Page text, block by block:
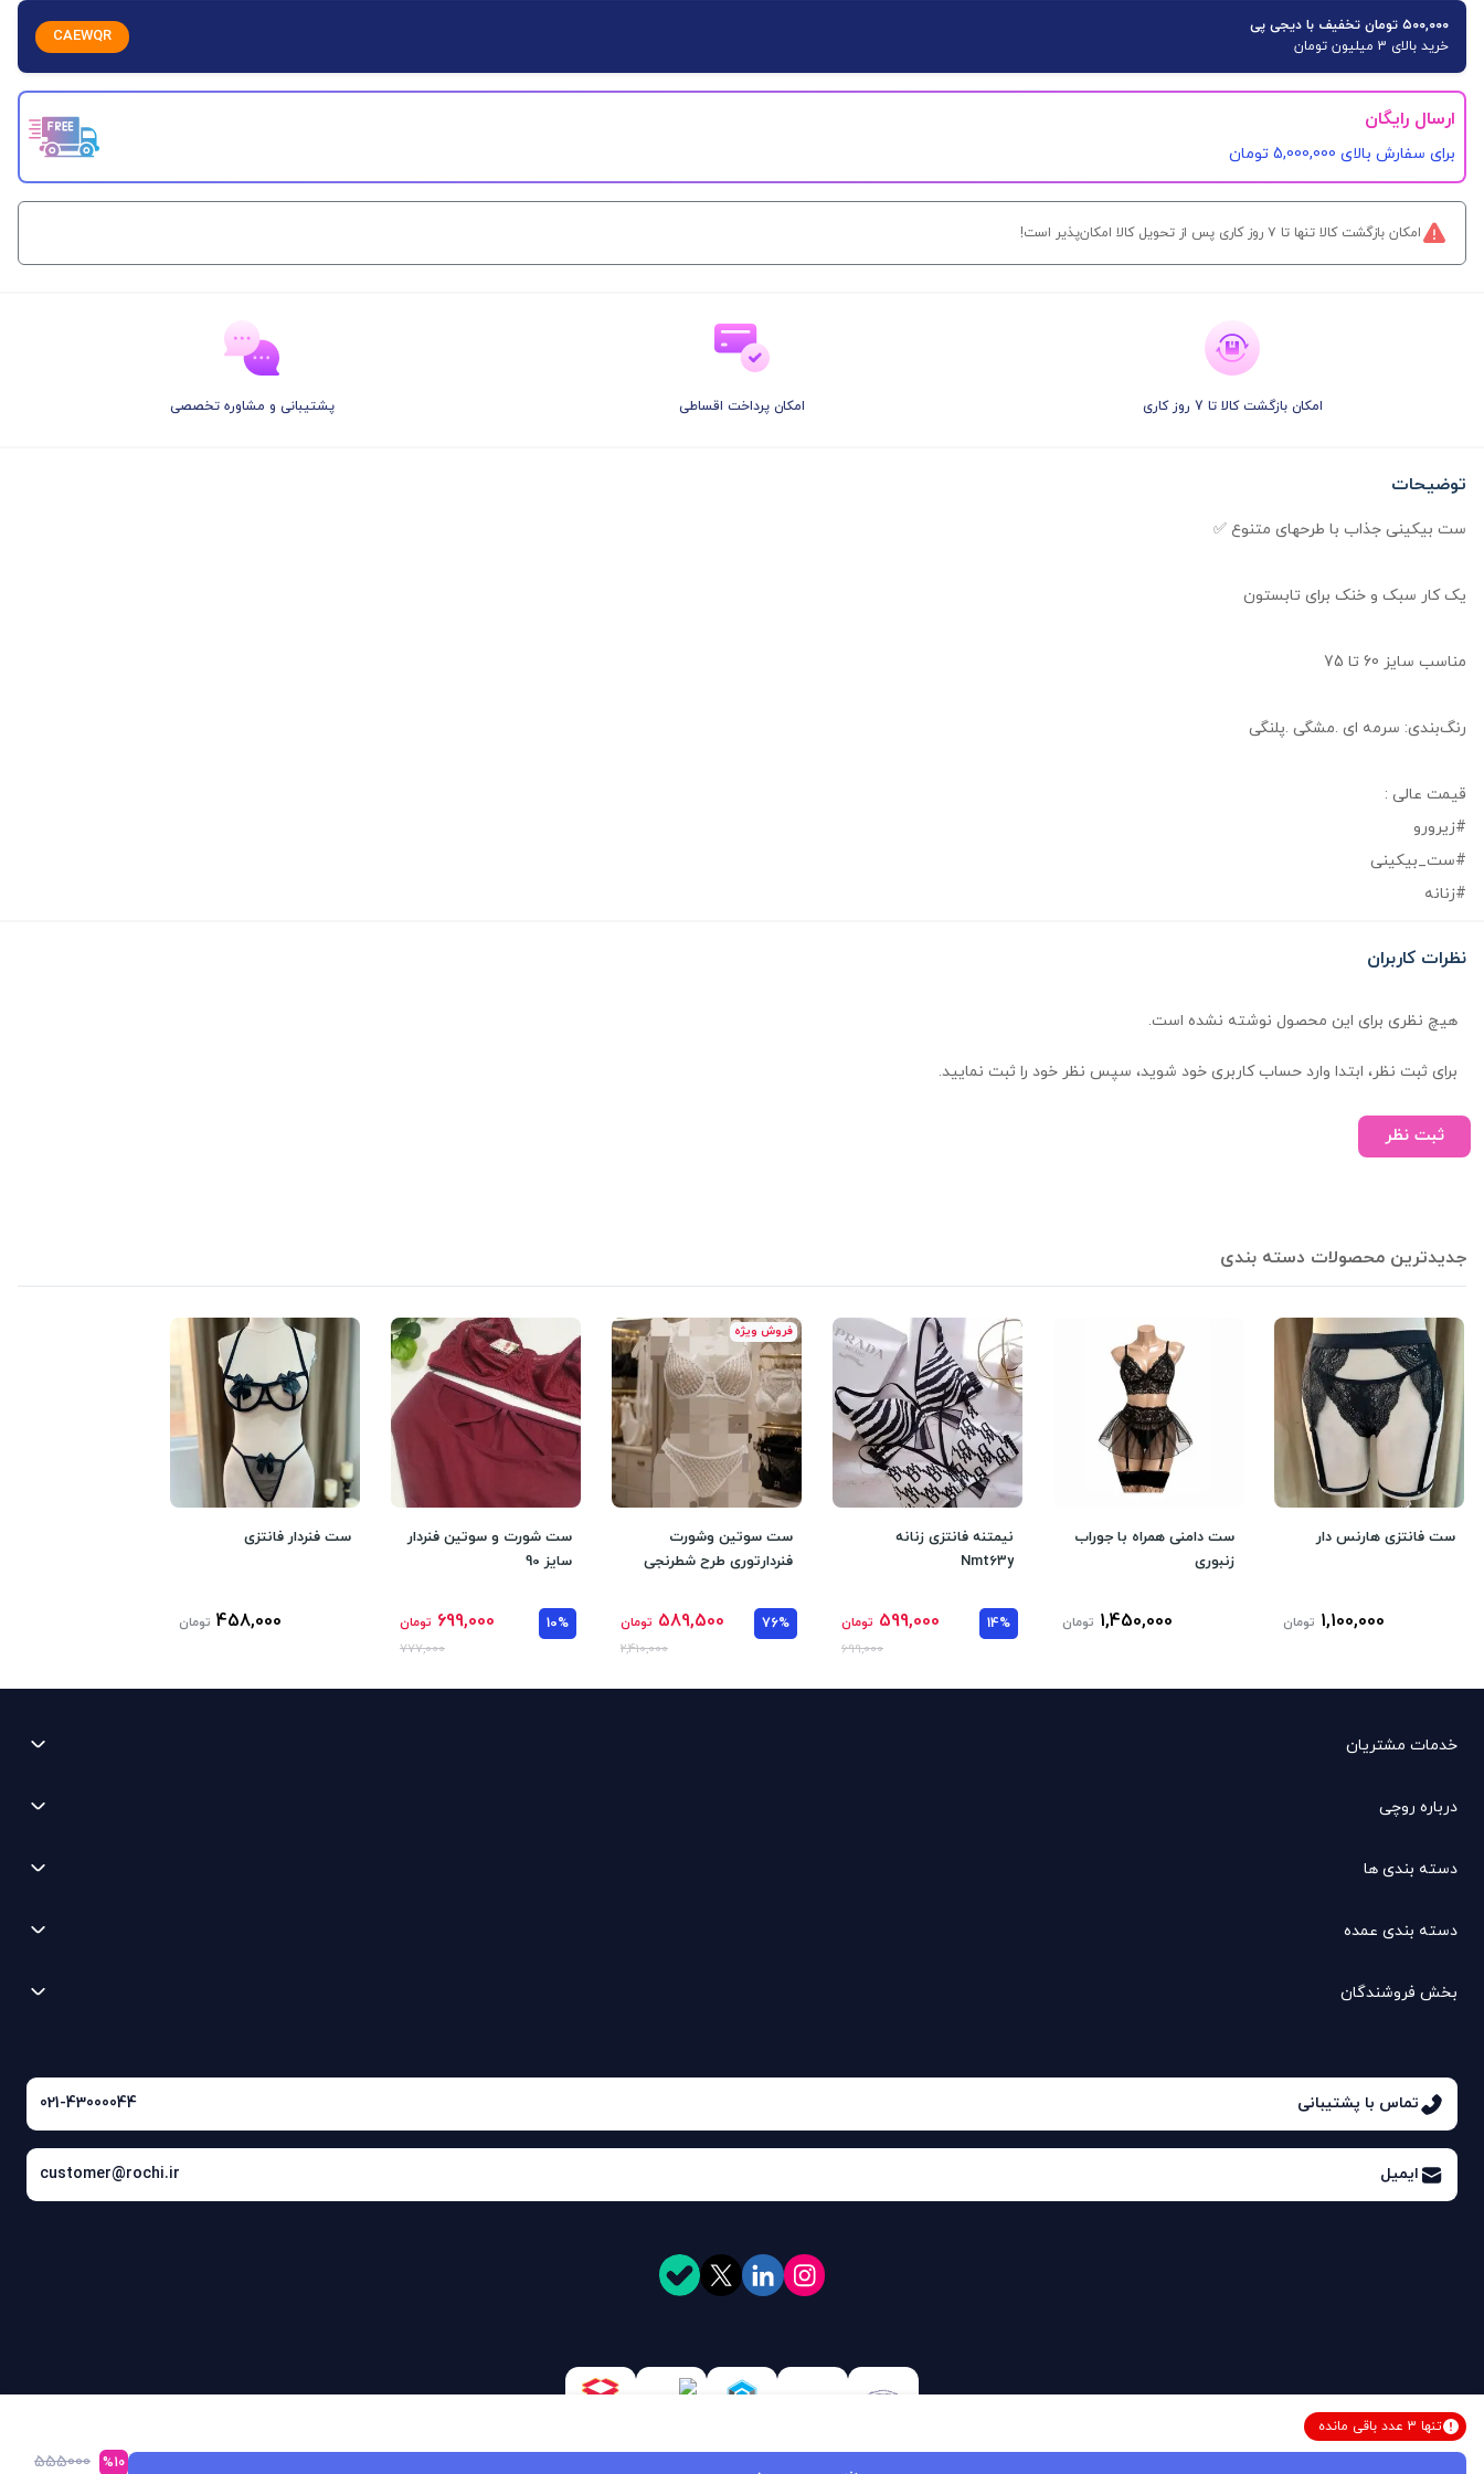
تنها 3 عدد باقی مانده
%10
555000
۵۰۰,۰۰۰ تومان تخفیف با دیجی پی
خرید بالای 3 میلیون تومان
CAEWQR
ارسال رایگان
برای سفارش‌ بالای 5,000,000 تومان
امکان بازگشت کالا تنها تا ۷ روز کاری پس از تحویل کالا امکان‌پذیر است!
امکان بازگشت کالا تا 7 روز کاری امکان پرداخت اقساطی پشتیبانی و مشاوره تخصصی
توضیحات
ست بیکینی جذاب با طرحهای متنوع ✅
یک کار سبک و خنک برای تابستون
مناسب سایز 60 تا 75
رنگ‌بندی: سرمه ای .مشگی .پلنگی
قیمت عالی :
#زیرورو
#ست_بیکینی
#زنانه
نظرات کاربران
هیچ نظری برای این محصول نوشته نشده است.
برای ثبت نظر، ابتدا وارد حساب کاربری خود شوید، سپس نظر خود را ثبت نمایید.
ثبت نظر
جدیدترین محصولات دسته بندی
ست فانتزی هارنس دار
1,100,000 تومان
ست دامنی همراه با جوراب
زنبوری
1,450,000 تومان
نیمتنه فانتزی زنانه
Nmt63y
14%
599,000 تومان
699,000
فروش ویژه
ست سوتین وشورت
فنردارتوری طرح شطرنجی
76%
589,500 تومان
2,410,000
ست شورت و سوتین فنردار
سایز 90
10%
699,000 تومان
777,000
ست فنردار فانتزی
458,000 تومان
خدمات مشتریان
درباره روچی
دسته بندی ها
دسته بندی عمده
بخش فروشندگان
تماس با پشتیبانی 021-43000044
ایمیل customer@rochi.ir